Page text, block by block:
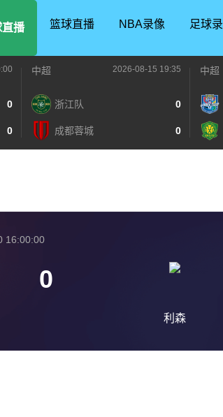
直播 篮球直播 NBA录像 足球
0
0
中超 2026-08-15 19:35
浙江队 0
成都蓉城 0
中超
16:00:00
0
利森